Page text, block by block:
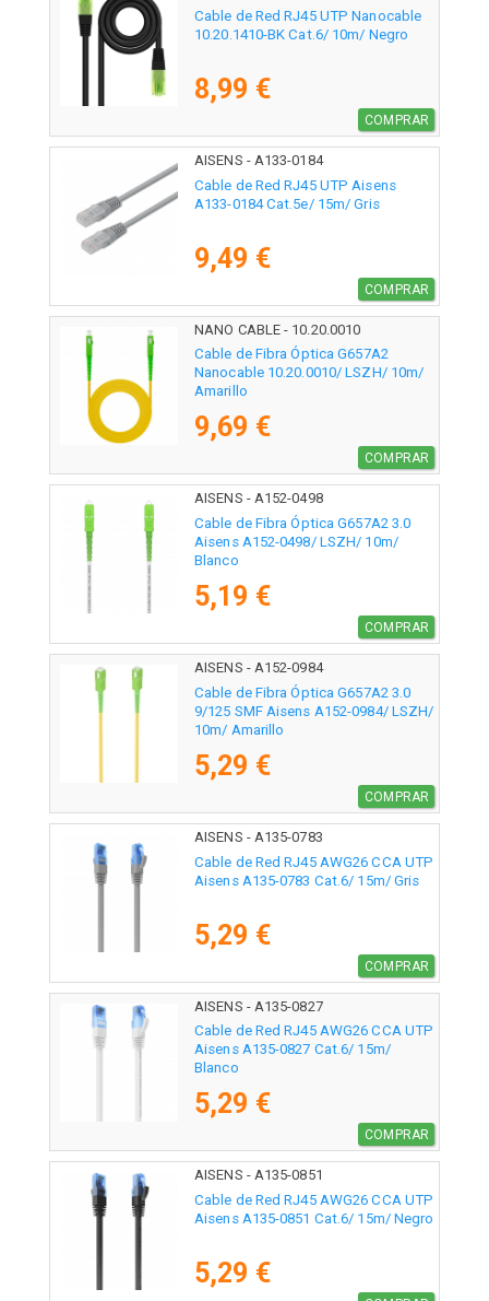
Cable de Red RJ45 UTP Nanocable
10.20.1410-BK Cat.6/ 10m/ Negro
8,99 €
COMPRAR
AISENS - A133-0184
Cable de Red RJ45 UTP Aisens
A133-0184 Cat.5e/ 15m/ Gris
9,49 €
COMPRAR
NANO CABLE - 10.20.0010
Cable de Fibra Óptica G657A2
Nanocable 10.20.0010/ LSZH/ 10m/
Amarillo
9,69 €
COMPRAR
AISENS - A152-0498
Cable de Fibra Óptica G657A2 3.0
Aisens A152-0498/ LSZH/ 10m/
Blanco
5,19 €
COMPRAR
AISENS - A152-0984
Cable de Fibra Óptica G657A2 3.0
9/125 SMF Aisens A152-0984/ LSZH/
10m/ Amarillo
5,29 €
COMPRAR
AISENS - A135-0783
Cable de Red RJ45 AWG26 CCA UTP
Aisens A135-0783 Cat.6/ 15m/ Gris
5,29 €
COMPRAR
AISENS - A135-0827
Cable de Red RJ45 AWG26 CCA UTP
Aisens A135-0827 Cat.6/ 15m/
Blanco
5,29 €
COMPRAR
AISENS - A135-0851
Cable de Red RJ45 AWG26 CCA UTP
Aisens A135-0851 Cat.6/ 15m/ Negro
5,29 €